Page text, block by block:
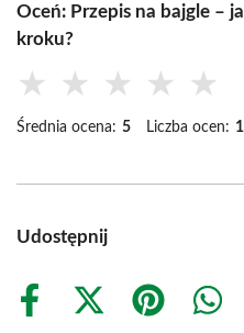
Oceń: Przepis na bajgle –
kroku?
★ ★ ★ ★ ★
Średnia ocena: 5 Liczba ocen:
Udostępnij
Share
Share
Share
Share